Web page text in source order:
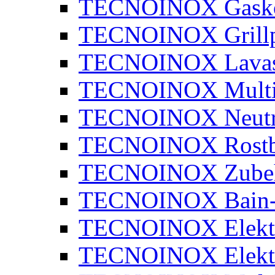
TECNOINOX
TECNOINOX
TECNOINOX
TECNOINOX
TECNOINOX
TECNOINOX
TECNOINOX
TECNOINOX
TECNOINOX
TECNOINOX